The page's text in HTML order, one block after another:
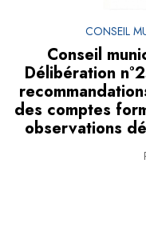
CONSEIL
Conseil
Délibération
des comptes
observations